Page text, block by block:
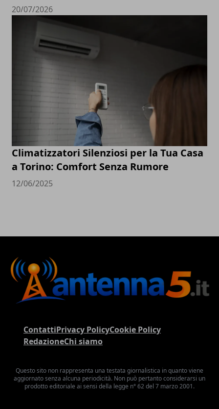
20/07/2026
Climatizzatori Silenziosi per la Tua Casa
a Torino: Comfort Senza Rumore
12/06/2025
ContattiPrivacy PolicyCookie Policy
RedazioneChi siamo
Questo sito non rappresenta una testata giornalistica in quanto viene
aggiornato senza alcuna periodicità. Non può pertanto considerarsi un
prodotto editoriale ai sensi della legge n° 62 del 7 marzo 2001.